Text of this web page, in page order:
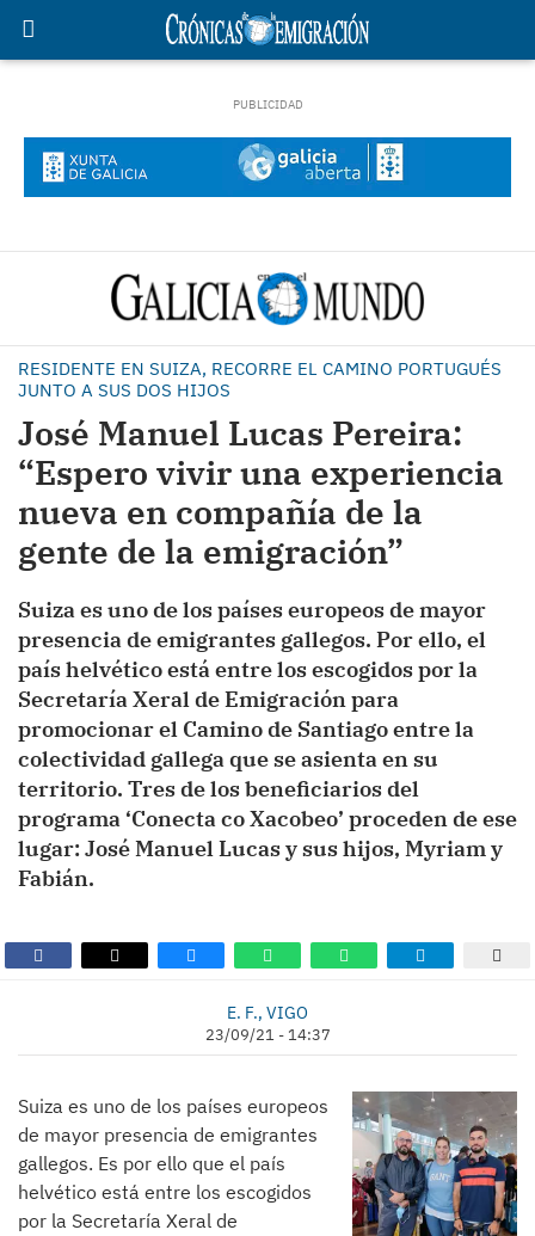
RESIDENTE EN SUIZA, RECORRE EL CAMINO PORTUGUÉS
JUNTO A SUS DOS HIJOS
José Manuel Lucas Pereira:
“Espero vivir una experiencia
nueva en compañía de la
gente de la emigración”
Suiza es uno de los países europeos de mayor
presencia de emigrantes gallegos. Por ello, el
país helvético está entre los escogidos por la
Secretaría Xeral de Emigración para
promocionar el Camino de Santiago entre la
colectividad gallega que se asienta en su
territorio. Tres de los beneficiarios del
programa ‘Conecta co Xacobeo’ proceden de ese
lugar: José Manuel Lucas y sus hijos, Myriam y
Fabián.
E. F., VIGO
23/09/21 - 14:37
Suiza es uno de los países europeos
de mayor presencia de emigrantes
gallegos. Es por ello que el país
helvético está entre los escogidos
por la Secretaría Xeral de